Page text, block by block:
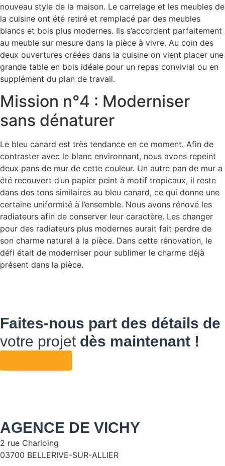
nouveau style de la maison. Le carrelage et les meubles de
la cuisine ont été retiré et remplacé par des meubles
blancs et bois plus modernes. Ils s’accordent parfaitement
au meuble sur mesure dans la pièce à vivre. Au coin des
deux ouvertures créées dans la cuisine on vient placer une
grande table en bois idéale pour un repas convivial ou en
supplément du plan de travail.
Mission n°4 : Moderniser
sans dénaturer
Le bleu canard est très tendance en ce moment. Afin de
contraster avec le blanc environnant, nous avons repeint
deux pans de mur de cette couleur. Un autre pan de mur a
été recouvert d’un papier peint à motif tropicaux, il reste
dans des tons similaires au bleu canard, ce qui donne une
certaine uniformité à l’ensemble. Nous avons rénové les
radiateurs afin de conserver leur caractère. Les changer
pour des radiateurs plus modernes aurait fait perdre de
son charme naturel à la pièce. Dans cette rénovation, le
défi était de moderniser pour sublimer le charme déjà
présent dans la pièce.
Faites-nous part des détails de
votre projet dès maintenant !
AGENCE DE VICHY
2 rue Charloing
03700 BELLERIVE-SUR-ALLIER